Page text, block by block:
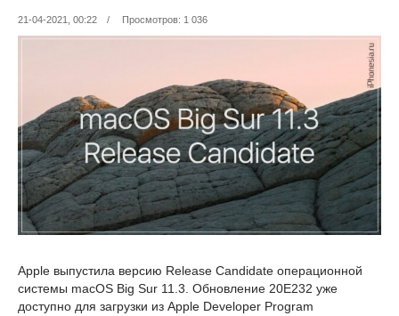
21-04-2021, 00:22 / Просмотров: 1 036
Apple выпустила версию Release Candidate операционной
системы macOS Big Sur 11.3. Обновление 20E232 уже
доступно для загрузки из Apple Developer Program